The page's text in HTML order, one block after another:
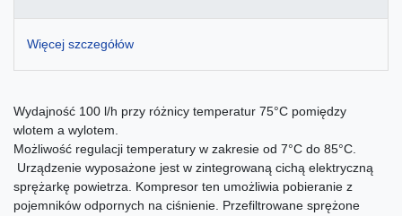
Więcej szczegółów
Wydajność 100 l/h przy różnicy temperatur 75°C pomiędzy
wlotem a wylotem.
Możliwość regulacji temperatury w zakresie od 7°C do 85°C.
Urządzenie wyposażone jest w zintegrowaną cichą elektryczną
sprężarkę powietrza. Kompresor ten umożliwia pobieranie z
pojemników odpornych na ciśnienie. Przefiltrowane sprężone